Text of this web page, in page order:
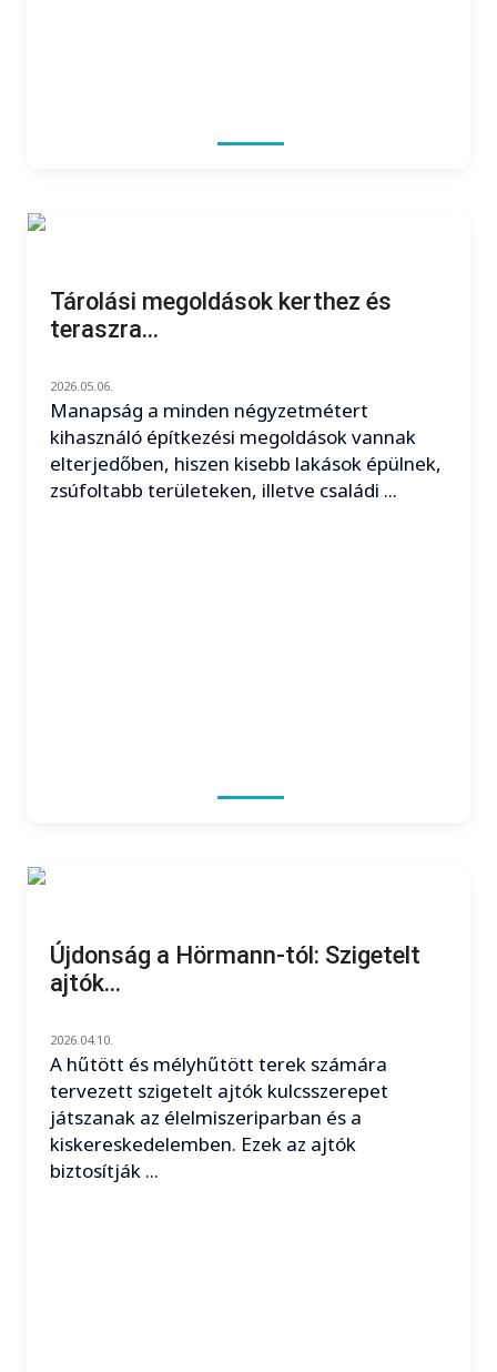
Tárolási megoldások kerthez és
teraszra...
2026.05.06.
Manapság a minden négyzetmétert
kihasználó építkezési megoldások vannak
elterjedőben, hiszen kisebb lakások épülnek,
zsúfoltabb területeken, illetve családi ...
Újdonság a Hörmann-tól: Szigetelt
ajtók...
2026.04.10.
A hűtött és mélyhűtött terek számára
tervezett szigetelt ajtók kulcsszerepet
játszanak az élelmiszeriparban és a
kiskereskedelemben. Ezek az ajtók
biztosítják ...